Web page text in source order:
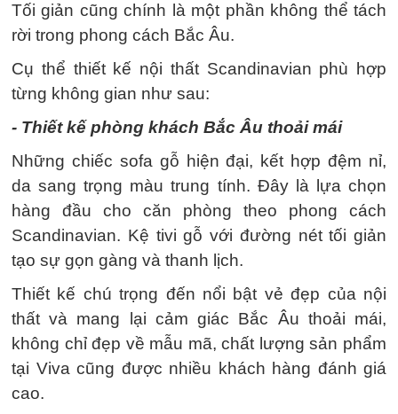
Tối giản cũng chính là một phần không thể tách
rời trong phong cách Bắc Âu.
Cụ thể thiết kế nội thất Scandinavian phù hợp
từng không gian như sau:
- Thiết kế phòng khách Bắc Âu thoải mái
Những chiếc sofa gỗ hiện đại, kết hợp đệm nỉ,
da sang trọng màu trung tính. Đây là lựa chọn
hàng đầu cho căn phòng theo phong cách
Scandinavian. Kệ tivi gỗ với đường nét tối giản
tạo sự gọn gàng và thanh lịch.
Thiết kế chú trọng đến nổi bật vẻ đẹp của nội
thất và mang lại cảm giác Bắc Âu thoải mái,
không chỉ đẹp về mẫu mã, chất lượng sản phẩm
tại Viva cũng được nhiều khách hàng đánh giá
cao.